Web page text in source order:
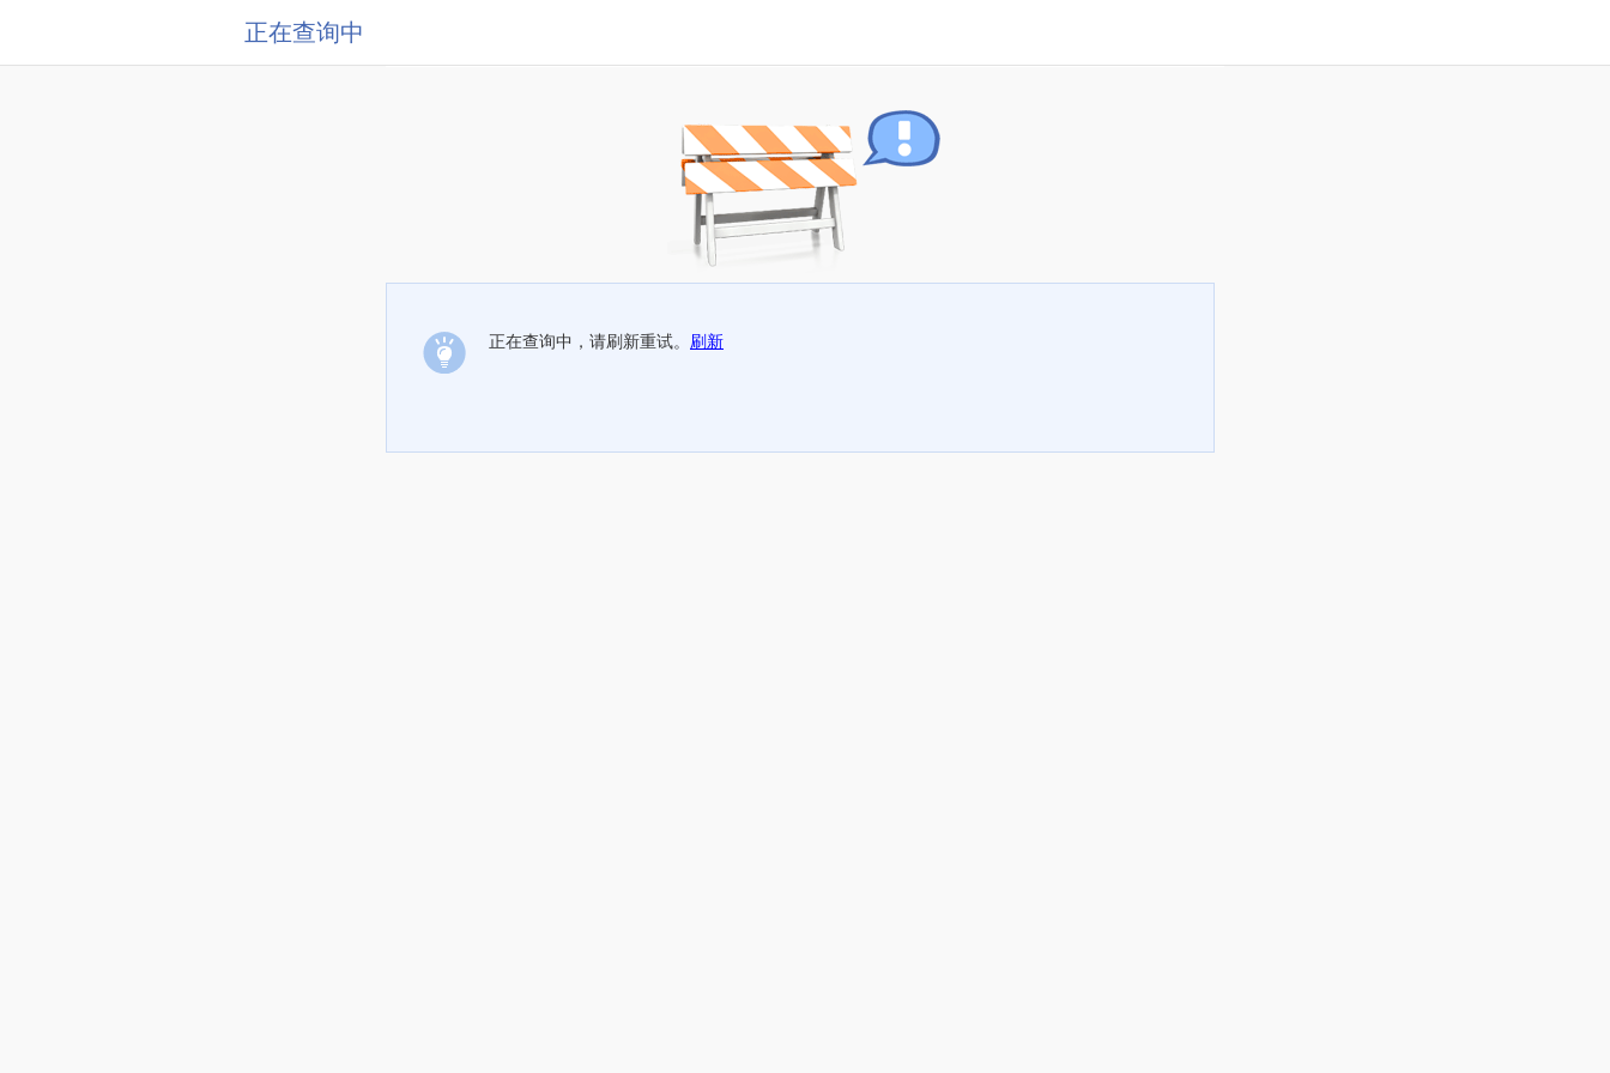
正在查询中
正在查询中，请刷新重试。 刷新